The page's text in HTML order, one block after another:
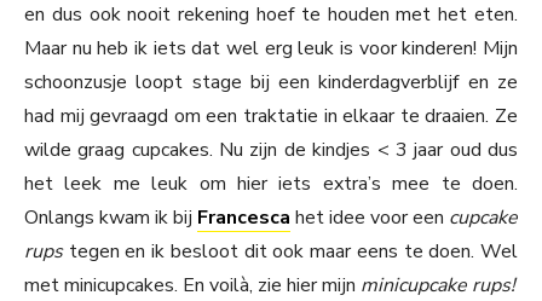
en dus ook nooit rekening hoef te houden met het eten.
Maar nu heb ik iets dat wel erg leuk is voor kinderen! Mijn
schoonzusje loopt stage bij een kinderdagverblijf en ze
had mij gevraagd om een traktatie in elkaar te draaien. Ze
wilde graag cupcakes. Nu zijn de kindjes < 3 jaar oud dus
het leek me leuk om hier iets extra’s mee te doen.
Onlangs kwam ik bij Francesca het idee voor een cupcake
rups tegen en ik besloot dit ook maar eens te doen. Wel
met minicupcakes. En voilà, zie hier mijn minicupcake rups!